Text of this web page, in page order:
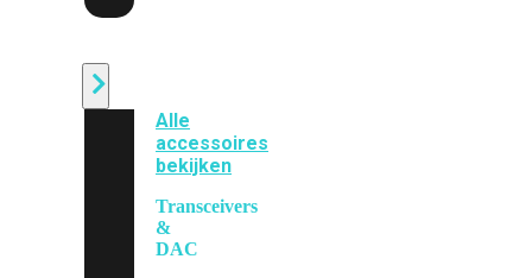
Alle
accessoires
bekijken
Transceivers
&
DAC